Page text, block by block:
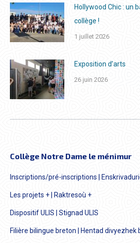
Hollywood Chic : un
collège !
1 juillet 2026
Exposition d’arts
26 juin 2026
Collège Notre Dame le ménimur
Inscriptions/pré-inscriptions |
Les projets + | Raktresoù +
Dispositif ULIS | Stignad ULIS
Filière bilingue breton | Hentad divyezhek